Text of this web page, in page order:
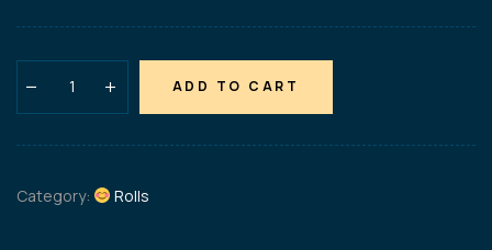
ADD TO CART
Category: Rolls